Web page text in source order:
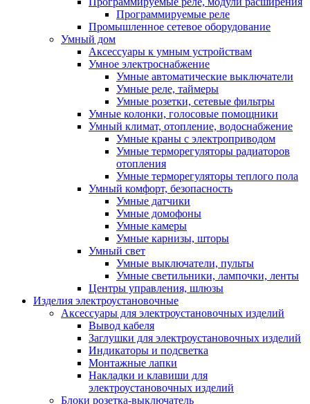
Программируемые реле
Промышленное сетевое оборудование
Умный дом
Аксессуары к умным устройствам
Умное электроснабжение
Умные автоматические выключатели
Умные реле, таймеры
Умные розетки, сетевые фильтры
Умные колонки, голосовые помощники
Умный климат, отопление, водоснабжение
Умные краны с электроприводом
Умные терморегуляторы радиаторов
отопления
Умные терморегуляторы теплого пола
Умный комфорт, безопасность
Умные датчики
Умные домофоны
Умные камеры
Умные карнизы, шторы
Умный свет
Умные выключатели, пульты
Умные светильники, лампочки, ленты
Центры управления, шлюзы
Изделия электроустановочные
Аксессуары для электроустановочных изделий
Вывод кабеля
Заглушки для электроустановочных изделий
Индикаторы и подсветка
Монтажные лапки
Накладки и клавиши для
электроустановочных изделий
Блоки розетка-выключатель